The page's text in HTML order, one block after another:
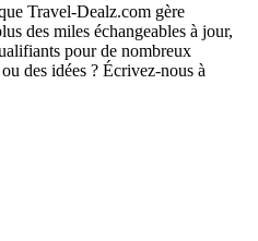
Travel-Dealz.com gère
des miles échangeables à jour,
pour de nombreux
des idées ? Écrivez-nous à